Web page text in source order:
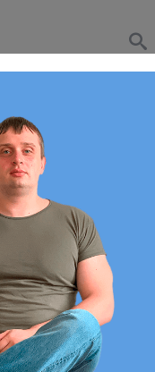
значение false
ответ
с учетом